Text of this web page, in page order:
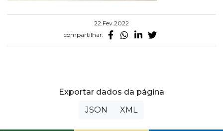
22.Fev.2022
compartilhar:
Exportar dados da página
JSON
XML